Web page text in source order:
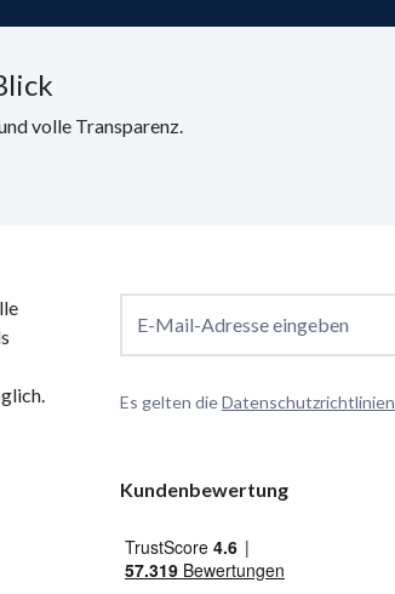
volle Transparenz.
E-Mail-Adresse eingeben
Es gelten dieDatenschutzrichtlinien
Kundenbewertung